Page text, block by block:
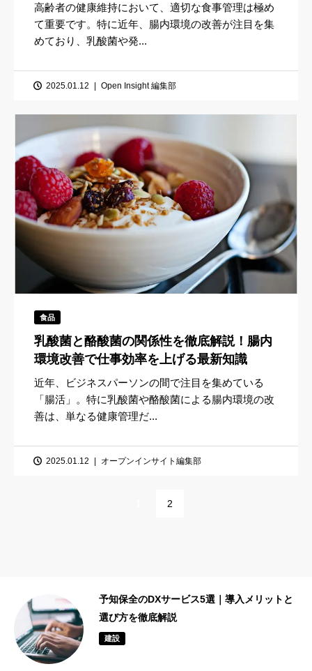
高齢者の健康維持において、適切な食事管理は極め
て重要です。特に近年、腸内環境の改善が注目を集
めており、乳酸菌や発...
2025.01.12 Open Insight 編集部
食品
乳酸菌と酪酸菌の関係性を徹底解説！腸内
環境改善で仕事効率を上げる最新知識
近年、ビジネスパーソンの間で注目を集めている
「腸活」。特に乳酸菌や酪酸菌による腸内環境の改
善は、単なる健康管理だ...
2025.01.12 オープンインサイト編集部
2
ットと
設備メンテナンス会社5選|予防保全・予知
全に強い企業と選び方を解説